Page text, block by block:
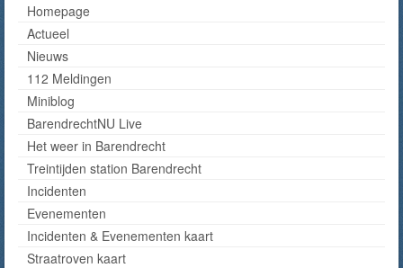
Homepage
Actueel
Nieuws
112 Meldingen
Miniblog
BarendrechtNU Live
Het weer in Barendrecht
Treintijden station Barendrecht
Incidenten
Evenementen
Incidenten & Evenementen kaart
Straatroven kaart